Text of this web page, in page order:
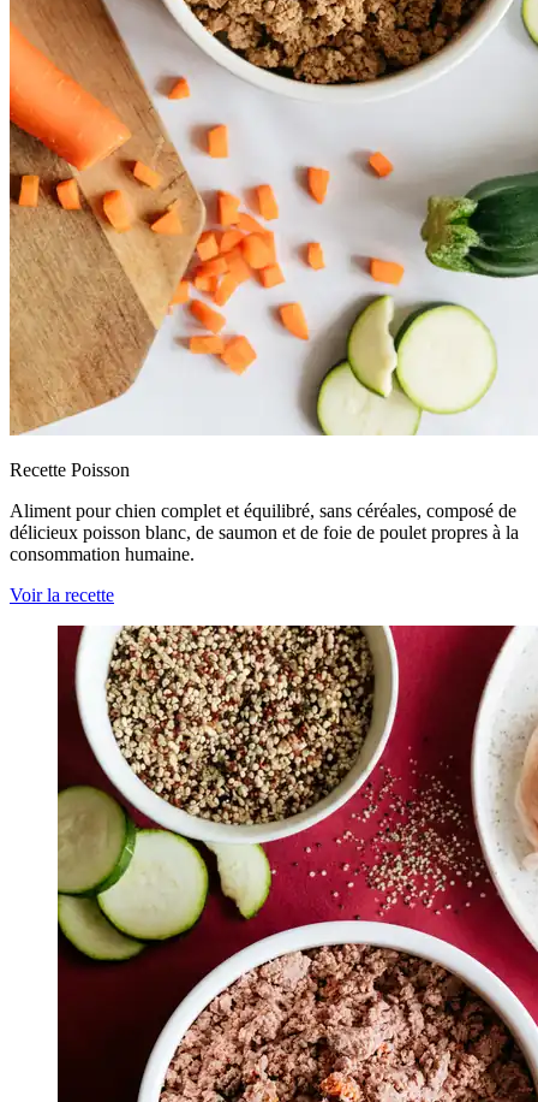
Recette Poisson
Aliment pour chien complet et équilibré, sans céréales, composé de
délicieux poisson blanc, de saumon et de foie de poulet propres à la
consommation humaine.
Voir la recette